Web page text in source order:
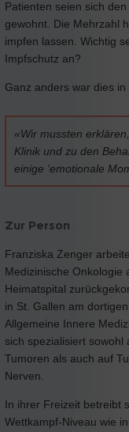
Patienten seien sich
gewohnt. Die Mehrzahl
impfen lassen. Wichtig
Impfschutz an?
Ganz anders war dies
«Wir mussten
Klinik und zu den
einige ‘emotionale
Zur Person
Franziska Zenger
Medizinische Onkologie
Heimatspital
in St. Gallen am
Allgemeine Innere
sich spezialisiert sowohl
Tumoren als auch auf
Nerven.
In ihrer Freizeit betreibt
Wettkampf-Niveau wie